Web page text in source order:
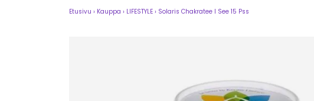
Etusivu › Kauppa › LIFESTYLE › Solaris Chakratee I See 15 Pss